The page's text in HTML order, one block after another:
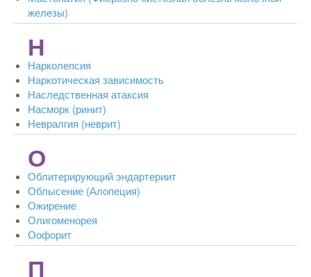
железы)
Н
Нарколепсия
Наркотическая зависимость
Наследственная атаксия
Насморк (ринит)
Невралгия (неврит)
О
Облитерирующий эндартериит
Облысение (Алопеция)
Ожирение
Олигоменорея
Оофорит
П